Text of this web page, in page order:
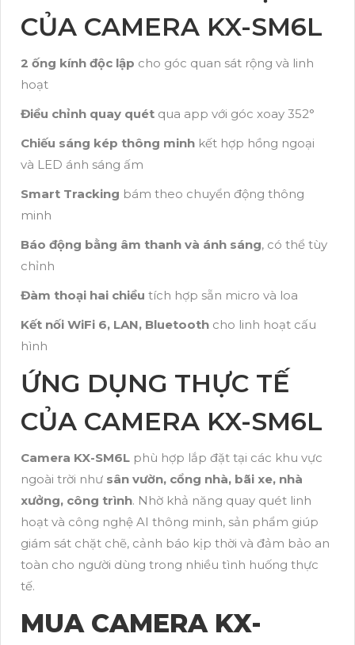
CỦA CAMERA KX-SM6L
2 ống kính độc lập cho góc quan sát rộng và linh
hoạt
Điều chỉnh quay quét qua app với góc xoay 352°
Chiếu sáng kép thông minh kết hợp hồng ngoại
và LED ánh sáng ấm
Smart Tracking bám theo chuyển động thông
minh
Báo động bằng âm thanh và ánh sáng, có thể tùy
chỉnh
Đàm thoại hai chiều tích hợp sẵn micro và loa
Kết nối WiFi 6, LAN, Bluetooth cho linh hoạt cấu
hình
ỨNG DỤNG THỰC TẾ
CỦA CAMERA KX-SM6L
Camera KX-SM6L phù hợp lắp đặt tại các khu vực
ngoài trời như sân vườn, cổng nhà, bãi xe, nhà
xưởng, công trình. Nhờ khả năng quay quét linh
hoạt và công nghệ AI thông minh, sản phẩm giúp
giám sát chặt chẽ, cảnh báo kịp thời và đảm bảo an
toàn cho người dùng trong nhiều tình huống thực
tế.
MUA CAMERA KX-